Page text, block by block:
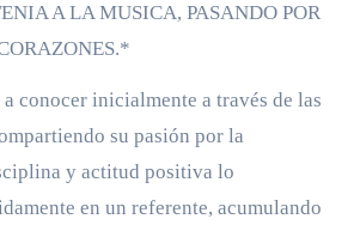
A LA MUSICA, PASANDO POR
conocer inicialmente a través de las
su pasión por la
y actitud positiva lo
en un referente, acumulando